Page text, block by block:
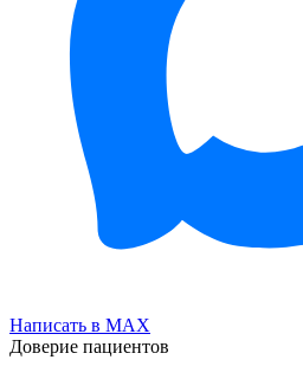
Написать в MAX
Доверие пациентов